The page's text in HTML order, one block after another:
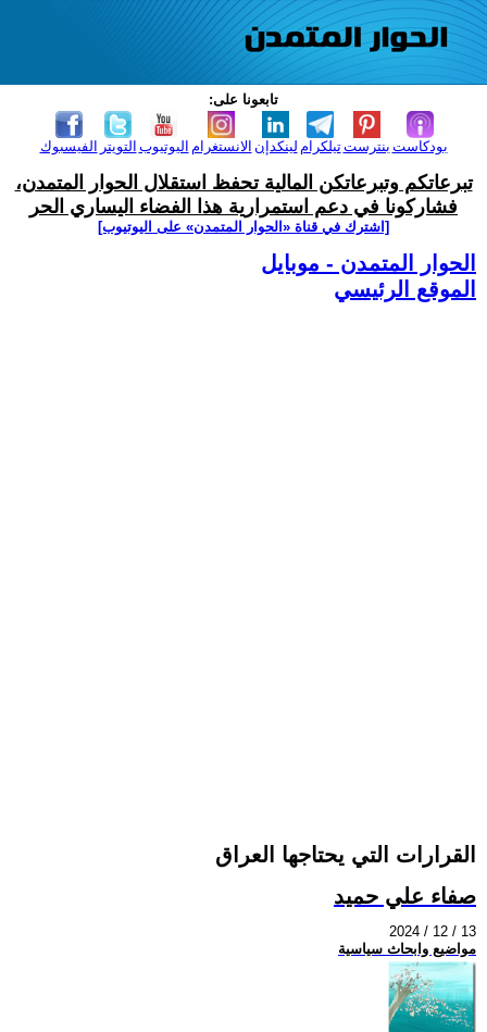
تابعونا على:
الفيسبوك التويتر اليوتيوب الانستغرام لينكدإن تيلكرامبنترست بودكاست
تبرعاتكم وتبرعاتكن المالية تحفظ استقلال الحوار المتمدن،
فشاركونا في دعم استمرارية هذا الفضاء اليساري الحر
[اشترك في قناة ‫«الحوار المتمدن» على اليوتيوب]
الحوار المتمدن - موبايل
الموقع الرئيسي
القرارات التي يحتاجها العراق
صفاء علي حميد
2024 / 12 / 13
مواضيع وابحاث سياسية